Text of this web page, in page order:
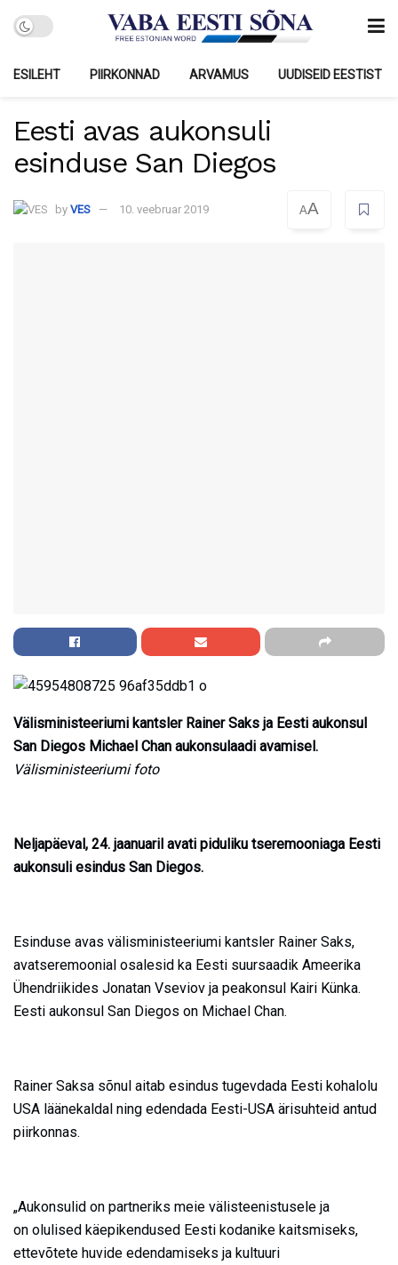
ESILEHT PIIRKONNAD ARVAMUS UUDISEID EESTIST
Eesti avas aukonsuli
esinduse San Diegos
by VES 10. veebruar 2019 AA
Välisministeeriumi kantsler Rainer Saks ja Eesti aukonsul
San Diegos Michael Chan aukonsulaadi avamisel.
Välisministeeriumi foto
Neljapäeval, 24. jaanuaril avati piduliku tseremooniaga Eesti
aukonsuli esindus San Diegos.
Esinduse avas välisministeeriumi kantsler Rainer Saks,
avatseremoonial osalesid ka Eesti suursaadik Ameerika
Ühendriikides Jonatan Vseviov ja peakonsul Kairi Künka.
Eesti aukonsul San Diegos on Michael Chan.
Rainer Saksa sõnul aitab esindus tugevdada Eesti kohalolu
USA läänekaldal ning edendada Eesti-USA ärisuhteid antud
piirkonnas.
„Aukonsulid on partneriks meie välisteenistusele ja
on olulised käepikendused Eesti kodanike kaitsmiseks,
ettevõtete huvide edendamiseks ja kultuuri